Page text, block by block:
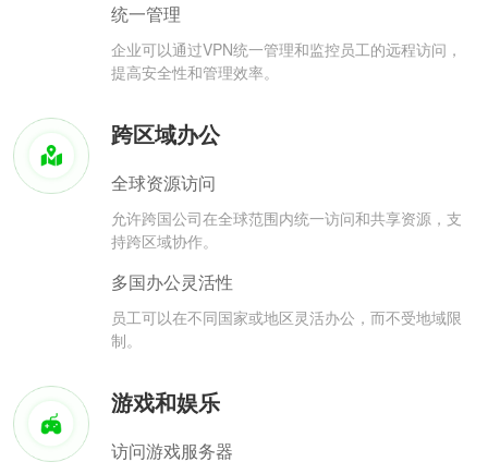
统一管理
企业可以通过VPN统一管理和监控员工的远程访问，
提高安全性和管理效率。
跨区域办公
全球资源访问
允许跨国公司在全球范围内统一访问和共享资源，支
持跨区域协作。
多国办公灵活性
员工可以在不同国家或地区灵活办公，而不受地域限
制。
游戏和娱乐
访问游戏服务器